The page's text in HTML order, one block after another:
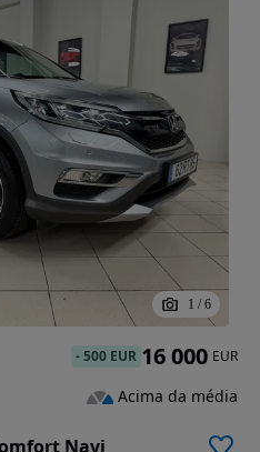
1 / 6
Navi
-500 EUR 16 000 EUR
Acima da média